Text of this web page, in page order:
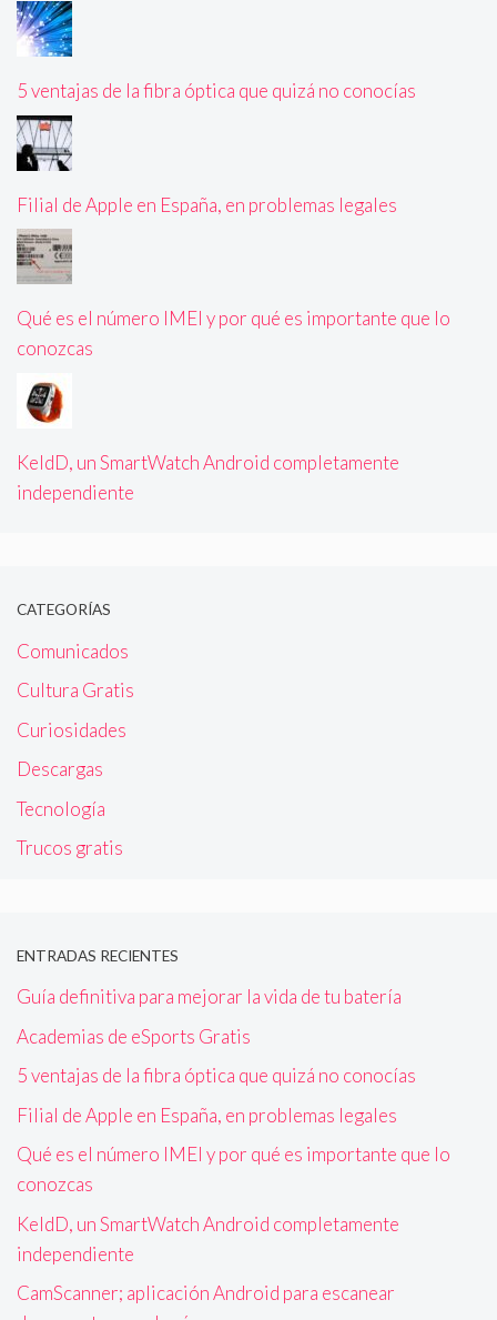
5 ventajas de la fibra óptica que quizá no conocías
Filial de Apple en España, en problemas legales
Qué es el número IMEI y por qué es importante que lo
conozcas
KeldD, un SmartWatch Android completamente
independiente
CATEGORÍAS
Comunicados
Cultura Gratis
Curiosidades
Descargas
Tecnología
Trucos gratis
ENTRADAS RECIENTES
Guía definitiva para mejorar la vida de tu batería
Academias de eSports Gratis
5 ventajas de la fibra óptica que quizá no conocías
Filial de Apple en España, en problemas legales
Qué es el número IMEI y por qué es importante que lo
conozcas
KeldD, un SmartWatch Android completamente
independiente
CamScanner; aplicación Android para escanear